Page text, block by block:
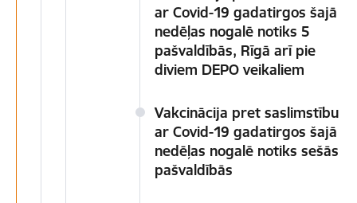
ar Covid-19 gadatirgos šajā
nedēļas nogalē notiks 5
pašvaldībās, Rīgā arī pie
diviem DEPO veikaliem
Vakcinācija pret saslimstību
ar Covid-19 gadatirgos šajā
nedēļas nogalē notiks sešās
pašvaldībās